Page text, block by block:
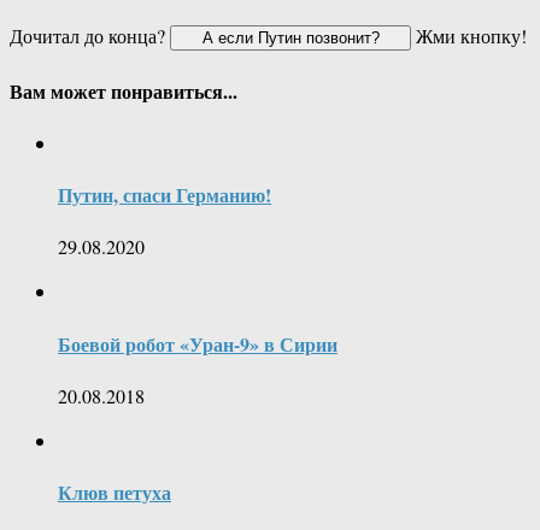
Дочитал до конца?
Жми кнопку!
Вам может понравиться...
Путин, спаси Германию!
29.08.2020
Боевой робот «Уран-9» в Сирии
20.08.2018
Клюв петуха